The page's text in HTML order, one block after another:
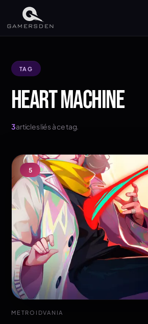
TAG
HEART MACHINE
3articles liés à ce tag.
5
METROIDVANIA